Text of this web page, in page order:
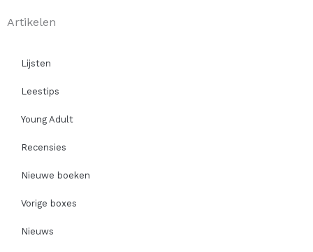
Artikelen
Lijsten
Leestips
Young Adult
Recensies
Nieuwe boeken
Vorige boxes
Nieuws